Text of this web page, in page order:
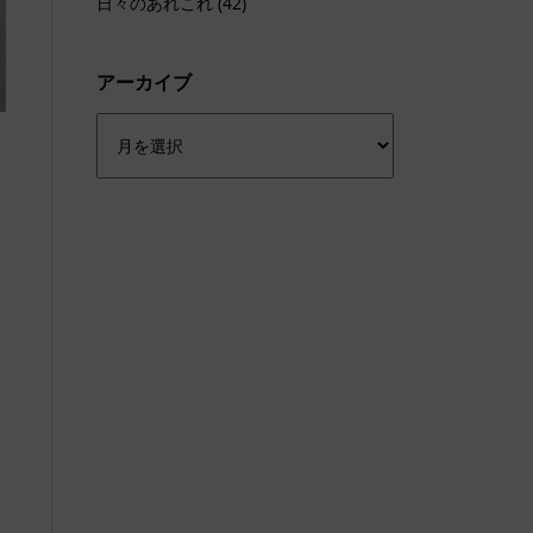
アーカイブ